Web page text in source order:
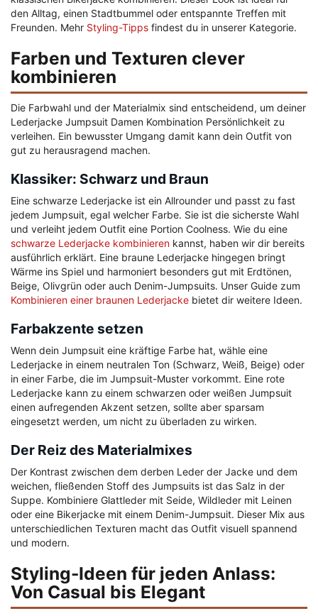
den Alltag, einen Stadtbummel oder entspannte Treffen mit
Freunden. Mehr Styling-Tipps findest du in unserer Kategorie.
Farben und Texturen clever
kombinieren
Die Farbwahl und der Materialmix sind entscheidend, um deiner
Lederjacke Jumpsuit Damen Kombination Persönlichkeit zu
verleihen. Ein bewusster Umgang damit kann dein Outfit von
gut zu herausragend machen.
Klassiker: Schwarz und Braun
Eine schwarze Lederjacke ist ein Allrounder und passt zu fast
jedem Jumpsuit, egal welcher Farbe. Sie ist die sicherste Wahl
und verleiht jedem Outfit eine Portion Coolness. Wie du eine
schwarze Lederjacke kombinieren kannst, haben wir dir bereits
ausführlich erklärt. Eine braune Lederjacke hingegen bringt
Wärme ins Spiel und harmoniert besonders gut mit Erdtönen,
Beige, Olivgrün oder auch Denim-Jumpsuits. Unser Guide zum
Kombinieren einer braunen Lederjacke bietet dir weitere Ideen.
Farbakzente setzen
Wenn dein Jumpsuit eine kräftige Farbe hat, wähle eine
Lederjacke in einem neutralen Ton (Schwarz, Weiß, Beige) oder
in einer Farbe, die im Jumpsuit-Muster vorkommt. Eine rote
Lederjacke kann zu einem schwarzen oder weißen Jumpsuit
einen aufregenden Akzent setzen, sollte aber sparsam
eingesetzt werden, um nicht zu überladen zu wirken.
Der Reiz des Materialmixes
Der Kontrast zwischen dem derben Leder der Jacke und dem
weichen, fließenden Stoff des Jumpsuits ist das Salz in der
Suppe. Kombiniere Glattleder mit Seide, Wildleder mit Leinen
oder eine Bikerjacke mit einem Denim-Jumpsuit. Dieser Mix aus
unterschiedlichen Texturen macht das Outfit visuell spannend
und modern.
Styling-Ideen für jeden Anlass:
Von Casual bis Elegant